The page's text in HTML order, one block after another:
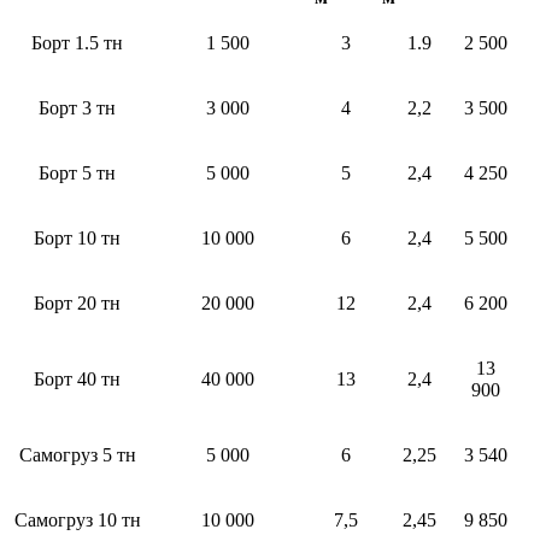
Борт 1.5 тн 1 500 3 1.9 2 500
Борт 3 тн 3 000 4 2,2 3 500
Борт 5 тн 5 000 5 2,4 4 250
Борт 10 тн 10 000 6 2,4 5 500
Борт 20 тн 20 000 12 2,4 6 200
Борт 40 тн 40 000 13 2,4
13
900
Самогруз 5 тн 5 000 6 2,25 3 540
Самогруз 10 тн 10 000 7,5 2,45 9 850